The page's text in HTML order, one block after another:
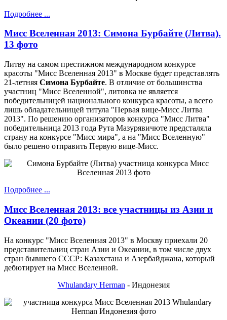
Подробнее ...
Мисс Вселенная 2013: Симона Бурбайте (Литва).
13 фото
Литву на самом престижном международном конкурсе
красоты "Мисс Вселенная 2013" в Москве будет представлять
21-летняя Симона Бурбайте. В отличие от большинства
участниц "Мисс Вселенной", литовка не является
победительницей национального конкурса красоты, а всего
лишь обладательницей титула "Первая вице-Мисс Литва
2013". По решению организаторов конкурса "Мисс Литва"
победительница 2013 года Рута Мазурявичюте предсталяла
страну на конкурсе "Мисс мира", а на "Мисс Вселенную"
было решено отправить Первую вице-Мисс.
Подробнее ...
Мисс Вселенная 2013: все участницы из Азии и
Океании (20 фото)
На конкурс "Мисс Вселенная 2013" в Москву приехали 20
представительниц стран Азии и Океании, в том числе двух
стран бывшего СССР: Казахстана и Азербайджана, который
дебютирует на Мисс Вселенной.
Whulandary Herman - Индонезия